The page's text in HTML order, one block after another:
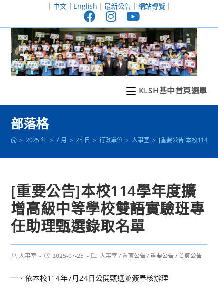
至
｜ 中文｜ English ｜ 最新公告｜ 網站導覽｜
KLSH基中首頁選單
部落格
> 2025 年 > 7 月 > 25 日 > 行政單位 > 人事室 > [重要公告]本校114學
[重要公告]本校114學年度擴
增高級中等學校雙語實驗班專
任助理甄選錄取名單
Post人事室
Post2025-07-25
Post人事室 / 置頂公告 / 重要公告 / 首頁公告
一、依本校114年7月24日公開甄選並簽奉核辦理